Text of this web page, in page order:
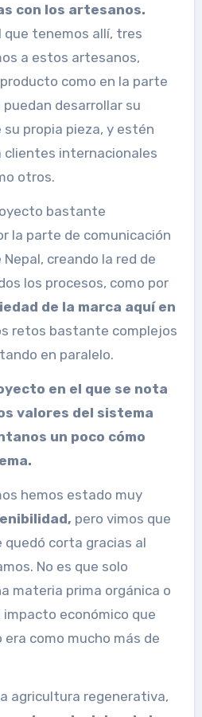
con los artesanos.
tenemos allí, tres
a estos artesanos,
como en la parte
desarrollar su
propia pieza, y estén
clientes internacionales
otros.
bastante
la parte de comunicación
creando la red de
los procesos, como por
de la marca aquí en
retos bastante complejos
en paralelo.
en el que se nota
valores del sistema
un poco cómo
hemos estado muy
pero vimos que
corta gracias al
No es que solo
materia prima orgánica o
impacto económico que
como mucho más de
agricultura regenerativa,